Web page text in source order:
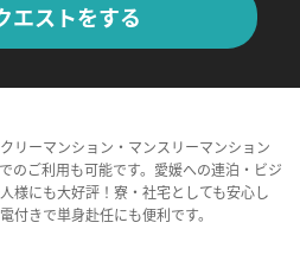
エストをする
リーマンション・マンスリーマンション
のご利用も可能です。愛媛への連泊・ビジ
様にも大好評！寮・社宅としても安心し
付きで単身赴任にも便利です。